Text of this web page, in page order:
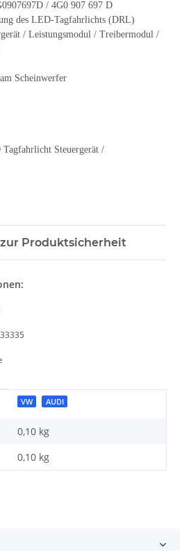
/ 4G0 907 697 D
des LED-Tagfahrlichts (DRL)
/ Leistungsmodul / Treibermodul /
Scheinwerfer
Steuergerät /
Produktsicherheit
VW AUDI
0,10 kg
0,10 kg